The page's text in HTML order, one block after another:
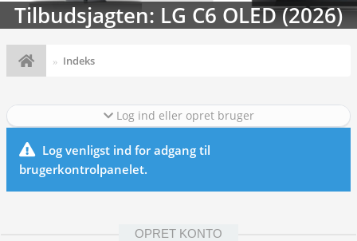
Tilbudsjagten: LG C6 OLED (2026)
Indeks
Log ind eller opret bruger
Log venligst ind for adgang til
brugerkontrolpanelet.
OPRET KONTO